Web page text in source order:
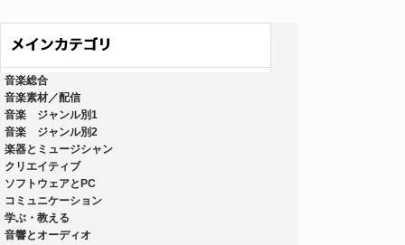
音楽総合
音楽素材／配信
音楽 ジャンル別1
音楽 ジャンル別2
楽器とミュージシャン
クリエイティブ
ソフトウェアとPC
コミュニケーション
学ぶ・教える
音響とオーディオ